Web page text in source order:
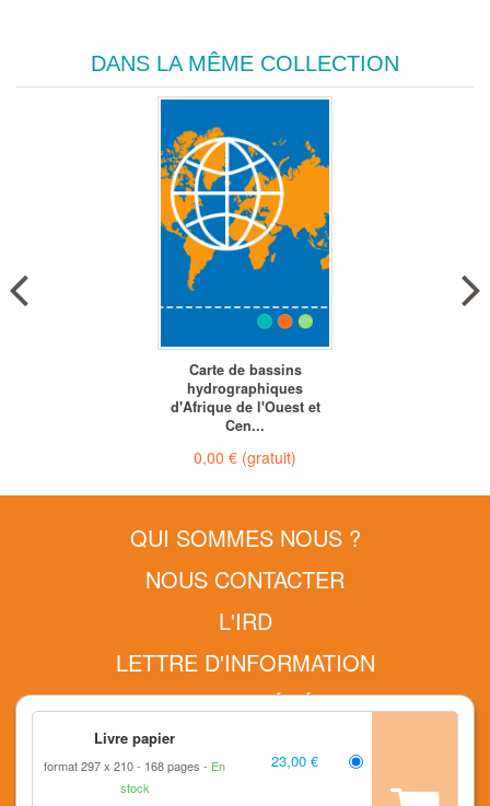
Livre papier
format 297 x 210 168 pages
En
stock
23,00 €
DANS LA MÊME COLLECTION
Carte de bassins
hydrographiques
d'Afrique de l'Ouest et
Cen...
0,00 € (gratuit)
QUI SOMMES NOUS ?
NOUS CONTACTER
L'IRD
LETTRE D'INFORMATION
CONDITIONS GÉNÉRALES
MENTIONS LÉGALES
RETOURS ET COMMANDES